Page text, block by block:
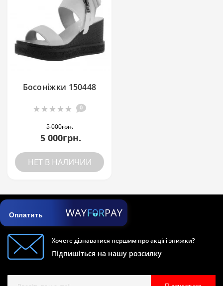
Босоніжки 150448
0
5 000грн.
5 000грн.
НЕТ В НАЛИЧИИ
Оплатить
Хочете дізнаватися першим про акції і знижки?
Підпишіться на нашу розсилку